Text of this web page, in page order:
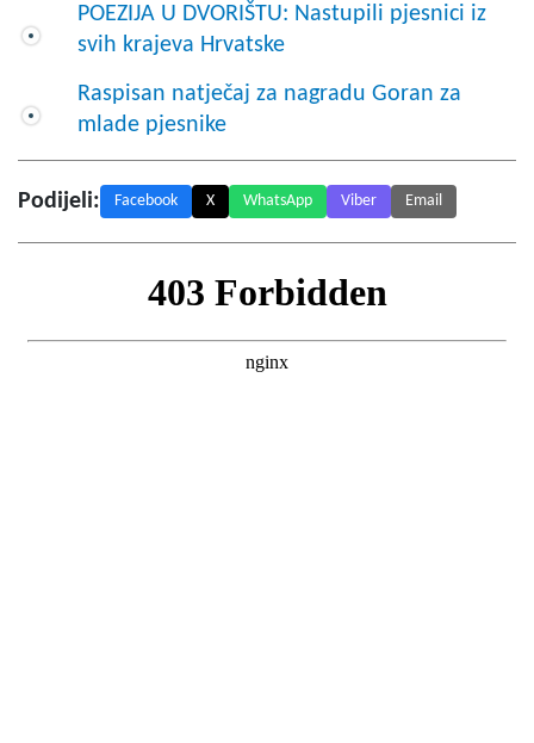
POEZIJA U DVORIŠTU: Nastupili pjesnici iz
svih krajeva Hrvatske
Raspisan natječaj za nagradu Goran za
mlade pjesnike
Podijeli: Facebook X WhatsApp Viber Email